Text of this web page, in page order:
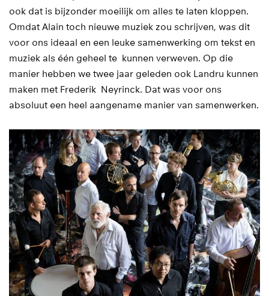
ook dat is bijzonder moeilijk om alles te laten kloppen.
Omdat Alain toch nieuwe muziek zou schrijven, was dit
voor ons ideaal en een leuke samenwerking om tekst en
muziek als één geheel te kunnen verweven. Op die
manier hebben we twee jaar geleden ook Landru kunnen
maken met Frederik Neyrinck. Dat was voor ons
absoluut een heel aangename manier van samenwerken.